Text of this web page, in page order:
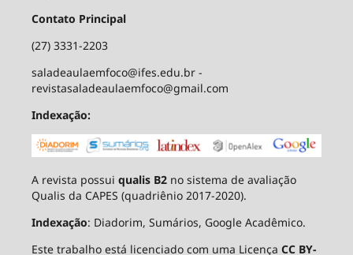
Contato Principal
(27) 3331-2203
saladeaulaemfoco@ifes.edu.br -
revistasaladeaulaemfoco@gmail.com
Indexação:
A revista possui qualis B2no sistema de avaliação
Qualis da CAPES (quadriênio 2017-2020).
Indexação: Diadorim, Sumários, Google Acadêmico.
Este trabalho está licenciado com uma Licença CC BY-